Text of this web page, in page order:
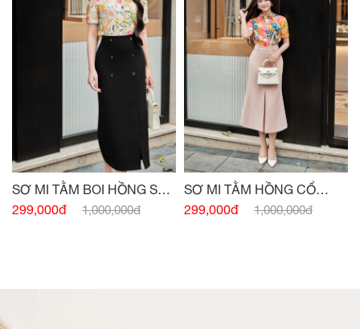
SƠ MI TẰM BOI HỒNG SEN
SIÊU NHẸ
299,000đ 1,000,000đ
SƠ MI TẰM HỒNG CỔ
ĐỨC NGẮN TAY
299,000đ 1,000,000đ